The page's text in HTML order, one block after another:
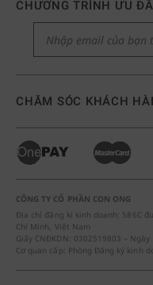
CHĂM SÓC KHÁCH
CHƯƠNG TRÌNH ƯU
CÔNG TY CỔ PHẦN CON ONG
Địa chỉ đăng kí kinh doanh: 586C
Chí Minh, Việt Nam
Giấy CNĐKDN: 0302519803 –
Cơ quan cấp: Phòng Đăng ký kinh